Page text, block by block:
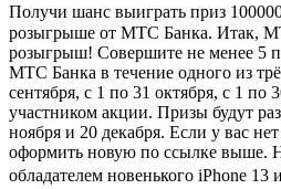
Получи шанс выиграть приз
розыгрыше от МТС Банка. Итак,
розыгрыш! Совершите не менее 5
МТС Банка в течение одного из
сентября, с 1 по 31 октября, с 1 по
участником акции. Призы будут
ноября и 20 декабря. Если у вас
оформить новую по ссылке выше.
обладателем новенького iPhone 13